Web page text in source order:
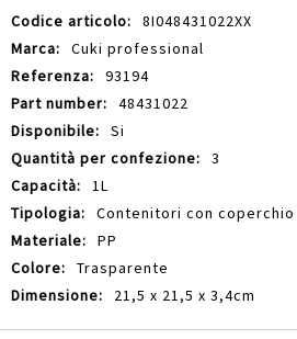
Maggiori
Informazioni
8I048431022XX
Cuki professional
93194
48431022
Si
3
1L
Contenitori con coperchio
PP
Trasparente
21,5 x 21,5 x 3,4cm